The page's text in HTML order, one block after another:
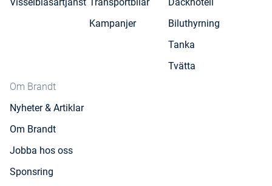
Kampanjer
Biluthyrning
Tanka
Tvätta
Om Brandt
Nyheter & Artiklar
Om Brandt
Jobba hos oss
Sponsring